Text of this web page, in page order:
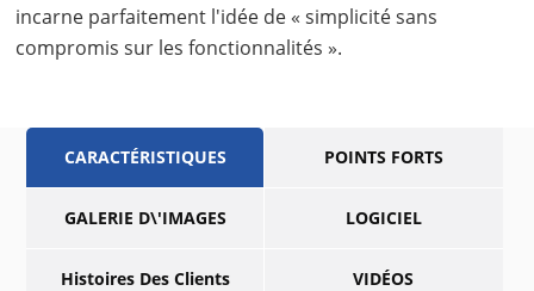
incarne parfaitement l'idée de « simplicité sans
compromis sur les fonctionnalités ».
CARACTÉRISTIQUES POINTS FORTS
GALERIE D\'IMAGES LOGICIEL
Histoires Des Clients VIDÉOS